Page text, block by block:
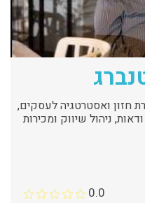
חזון ואסטרטגיה לעסקים,
ניהול שיווק ומכירות
0.0